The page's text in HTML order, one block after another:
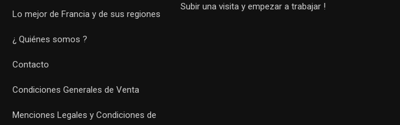
Lo mejor de Francia y de sus regiones
¿ Quiénes somos ?
Contacto
Condiciones Generales de Venta
Menciones Legales y Condiciones de
Subir una visita y empezar a trabajar !